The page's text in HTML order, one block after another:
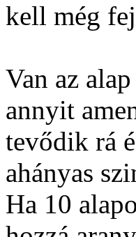
kell még
Van az
annyit
tevődik rá
ahányas
Ha 10